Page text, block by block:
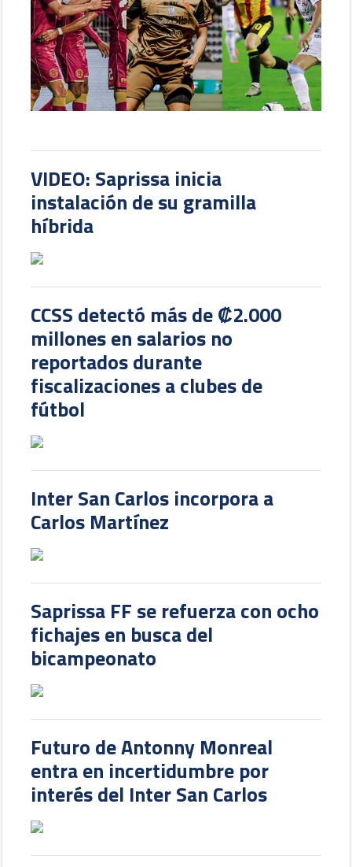
VIDEO: Saprissa inicia
instalación de su gramilla
híbrida
CCSS detectó más de ₡2.000
millones en salarios no
reportados durante
fiscalizaciones a clubes de
fútbol
Inter San Carlos incorpora a
Carlos Martínez
Saprissa FF se refuerza con ocho
fichajes en busca del
bicampeonato
Futuro de Antonny Monreal
entra en incertidumbre por
interés del Inter San Carlos